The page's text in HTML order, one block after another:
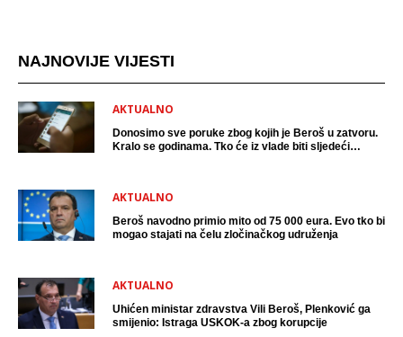
NAJNOVIJE VIJESTI
AKTUALNO
Donosimo sve poruke zbog kojih je Beroš u zatvoru.
Kralo se godinama. Tko će iz vlade biti sljedeći
AKTUALNO
Beroš navodno primio mito od 75 000 eura. Evo tko bi
mogao stajati na čelu zločinačkog udruženja
AKTUALNO
Uhićen ministar zdravstva Vili Beroš, Plenković ga
smijenio: Istraga USKOK-a zbog korupcije